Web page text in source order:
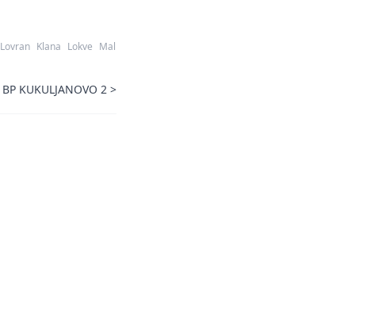
Lovran Klana Lokve Mal
BP KUKULJANOVO 2 >